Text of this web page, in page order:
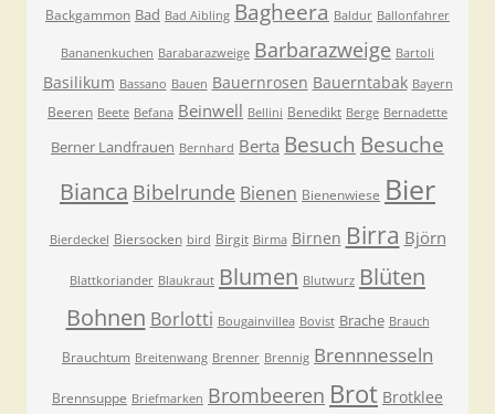
Backgammon Bad Bad Aibling Bagheera Baldur Ballonfahrer
Bananenkuchen Barabarazweige Barbarazweige Bartoli
Basilikum Bassano Bauen Bauernrosen Bauerntabak Bayern
Beeren Beete Befana Beinwell Bellini Benedikt Berge Bernadette
Berner Landfrauen Bernhard Berta Besuch Besuche
Bianca Bibelrunde Bienen Bienenwiese Bier
Bierdeckel Biersocken bird Birgit Birma Birnen Birra Björn
Blattkoriander Blaukraut Blumen Blutwurz Blüten
Bohnen Borlotti Bougainvillea Bovist Brache Brauch
Brauchtum Breitenwang Brenner Brennig Brennnesseln
Brennsuppe Briefmarken Brombeeren Brot Brotklee